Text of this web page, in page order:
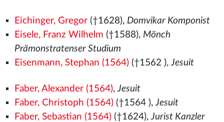
Eichinger, Gregor(†1628), Domvikar Komponist
Eisele, Franz Wilhelm (†1588), Mönch
Prämonstratenser Studium
Eisenmann, Stephan (1564)(†1562 ),Jesuit
Faber, Alexander (1564),Jesuit
Faber, Christoph (1564)(†1564 ),Jesuit
Faber, Sebastian (1564)(†1624),Jurist Kanzler